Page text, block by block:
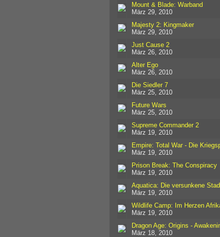
Mount & Blade: Warband
März 29, 2010
Majesty 2: Kingmaker
März 29, 2010
Just Cause 2
März 26, 2010
Alter Ego
März 26, 2010
Die Siedler 7
März 25, 2010
Future Wars
März 25, 2010
Supreme Commander 2
März 19, 2010
Empire: Total War - Die
März 19, 2010
Prison Break: The Conspiracy
März 19, 2010
Aquatica: Die versunkene
März 19, 2010
Wildlife Camp: Im Herzen
März 19, 2010
Dragon Age: Origins -
März 18, 2010